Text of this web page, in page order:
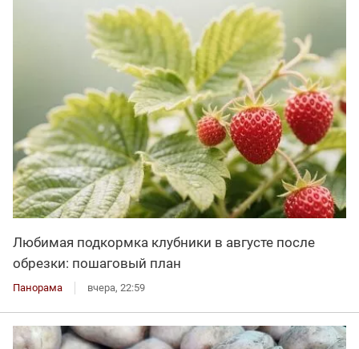
Любимая подкормка клубники в августе после
обрезки: пошаговый план
Панорама вчера, 22:59